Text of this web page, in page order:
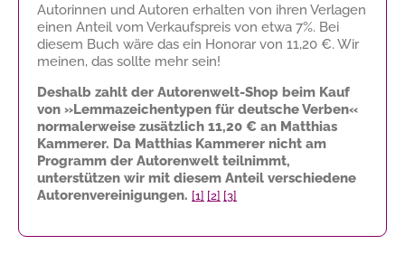
Autorinnen und Autoren erhalten von ihren Verlagen
einen Anteil vom Verkaufspreis von etwa 7%. Bei
diesem Buch wäre das ein Honorar von 11,20 €. Wir
meinen, das sollte mehr sein!
Deshalb zahlt der Autorenwelt-Shop beim Kauf
von »Lemmazeichentypen für deutsche Verben«
normalerweise zusätzlich 11,20 € an Matthias
Kammerer. Da Matthias Kammerer nicht am
Programm der Autorenwelt teilnimmt,
unterstützen wir mit diesem Anteil verschiedene
Autorenvereinigungen. [1] [2] [3]